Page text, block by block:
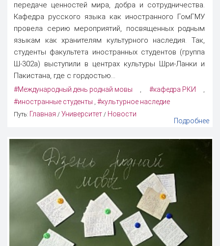
передаче ценностей мира, добра и сотрудничества.
Кафедра русского языка как иностранного ГомГМУ
провела серию мероприятий, посвященных родным
языкам как хранителям культурного наследия. Так,
студенты факультета иностранных студентов (группа
Ш-302а) выступили в центрах культуры Шри-Ланки и
Пакистана, где с гордостью...
#Международный день роднай мовы , #кафедра РКИ ,
#иностранные студенты , #культурное наследие
Путь: Главная / Университет / Новости
Подробнее